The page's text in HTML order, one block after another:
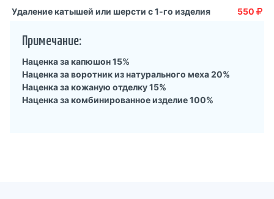
Удаление катышей или шерсти с 1-го изделия
550
Примечание:
Наценка за капюшон 15%
Наценка за воротник из натурального меха 20%
Наценка за кожаную отделку 15%
Наценка за комбинированное изделие 100%